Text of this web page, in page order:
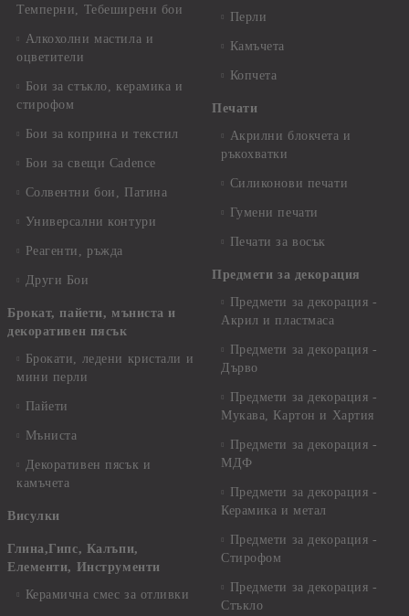
Темперни, Тебеширени бои
Алкохолни мастила и
оцветители
Бои за стъкло, керамика и
стирофом
Бои за коприна и текстил
Бои за свещи Cadence
Солвентни бои, Патина
Универсални контури
Реагенти, ръжда
Други Бои
Брокат, пайети, мъниста и
декоративен пясък
Брокати, ледени кристали и
мини перли
Пайети
Мъниста
Декоративен пясък и
камъчета
Висулки
Глина,Гипс, Калъпи,
Елементи, Инструменти
Керамична смес за отливки
Перли
Камъчета
Копчета
Печати
Акрилни блокчета и
ръкохватки
Силиконови печати
Гумени печати
Печати за восък
Предмети за декорация
Предмети за декорация -
Акрил и пластмаса
Предмети за декорация -
Дърво
Предмети за декорация -
Мукава, Картон и Хартия
Предмети за декорация -
МДФ
Предмети за декорация -
Керамика и метал
Предмети за декорация -
Стирофом
Предмети за декорация -
Стъкло